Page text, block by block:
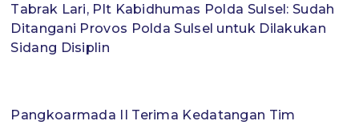
Tabrak Lari, Plt Kabidhumas Polda Sulsel: Sudah
Ditangani Provos Polda Sulsel untuk Dilakukan
Sidang Disiplin
Pangkoarmada II Terima Kedatangan Tim